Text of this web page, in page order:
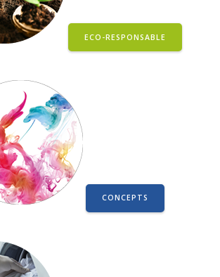
ECO-RESPONSABLE
CONCEPTS